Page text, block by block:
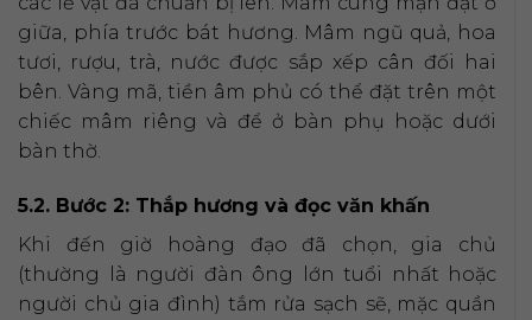
giữa, phía trước bát hương. Mâm ngũ quả, hoa
tươi, rượu, trà, nước được sắp xếp cân đối hai
bên. Vàng mã, tiền âm phủ có thể đặt trên một
chiếc mâm riêng và để ở bàn phụ hoặc dưới
bàn thờ.
5.2. Bước 2: Thắp hương và đọc văn khấn
Khi đến giờ hoàng đạo đã chọn, gia chủ
(thường là người đàn ông lớn tuổi nhất hoặc
người chủ gia đình) tắm rửa sạch sẽ, mặc quần